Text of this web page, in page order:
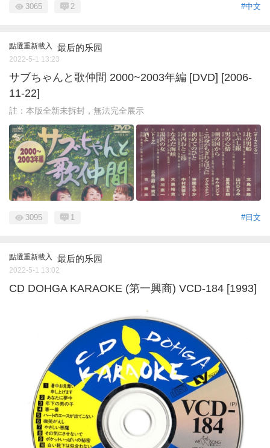
#中文
3065 2
點選重新載入 最后的乐园
2022-5-1 13:23
サブちゃんと歌仲間 2000~2003年編 [DVD] [2006-
11-22]
註：本版全新未拆封，無法完全展示
#日文
3095 1
點選重新載入 最后的乐园
2022-5-1 13:02
CD DOHGA KARAOKE (第一興商) VCD-184 [1993]